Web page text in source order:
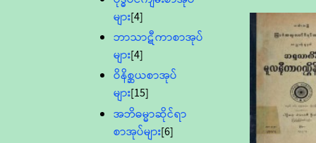
များ[4]
ဘာသာဋီကာစာအုပ်
များ[4]
ဝိနိစ္ဆယစာအုပ်
များ[15]
အဘိဓမ္မာဆိုင်ရာ
စာအုပ်များ[6]